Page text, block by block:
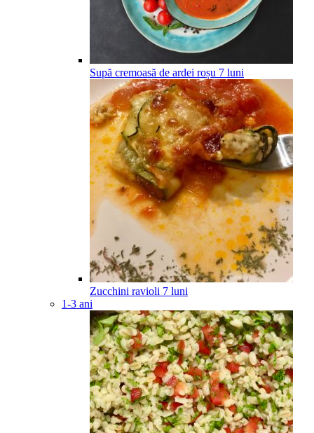
Supă cremoasă de ardei roșu 7 luni
Zucchini ravioli 7 luni
1-3 ani